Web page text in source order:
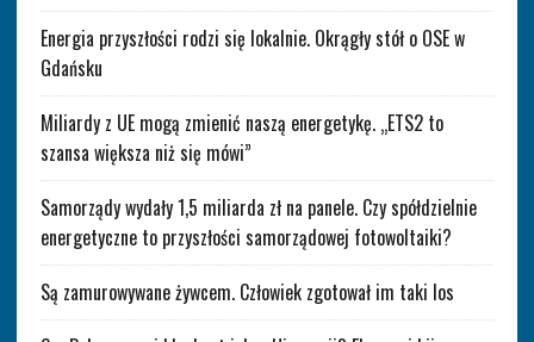
Energia przyszłości rodzi się lokalnie. Okrągły stół o OSE w
Gdańsku
Miliardy z UE mogą zmienić naszą energetykę. „ETS2 to
szansa większa niż się mówi”
Samorządy wydały 1,5 miliarda zł na panele. Czy spółdzielnie
energetyczne to przyszłości samorządowej fotowoltaiki?
Są zamurowywane żywcem. Człowiek zgotował im taki los